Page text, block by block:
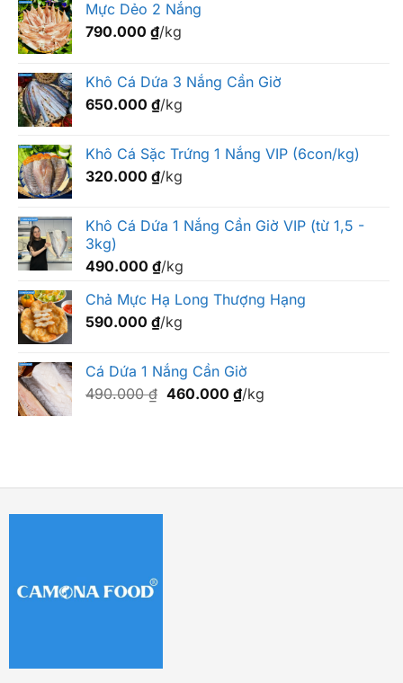
Mực Dẻo 2 Nắng
790.000 ₫/kg
Khô Cá Dứa 3 Nắng Cần Giờ
650.000 ₫/kg
Khô Cá Sặc Trứng 1 Nắng VIP (6con/kg)
320.000 ₫/kg
Khô Cá Dứa 1 Nắng Cần Giờ VIP (từ 1,5 -
3kg)
490.000 ₫/kg
Chả Mực Hạ Long Thượng Hạng
590.000 ₫/kg
Cá Dứa 1 Nắng Cần Giờ
490.000₫ Giá
460.000 ₫Giá
/kg